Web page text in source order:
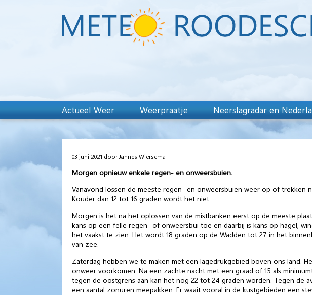
Actueel Weer Weerpraatje Neerslagradar en
03 juni 2021 door Jannes Wiersema
Morgen opnieuw enkele regen- en onweersbuien.
Vanavond lossen de meeste regen- en onweersbuien weer op of trekken
Kouder dan 12 tot 16 graden wordt het niet.
Morgen is het na het oplossen van de mistbanken eerst op de meeste
kans op een felle regen- of onweersbui toe en daarbij is kans op hagel,
het vaakst te zien. Het wordt 18 graden op de Wadden tot 27 in het
van zee.
Zaterdag hebben we te maken met een lagedrukgebied boven ons land.
onweer voorkomen. Na een zachte nacht met een graad of 15 als
tegen de oostgrens aan kan het nog 22 tot 24 graden worden. Tegen de
een aantal zonuren meepakken. Er waait vooral in de kustgebieden een